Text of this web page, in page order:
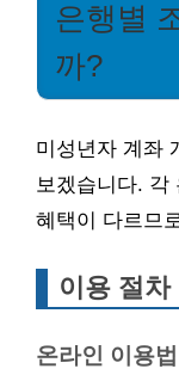
은행별
까?
미성년자 계좌
보겠습니다. 각
혜택이 다르므
이용 절차
온라인 이용법